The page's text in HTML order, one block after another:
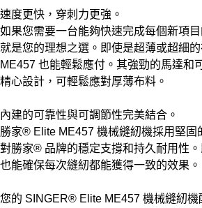
速度更快，穿刺力更強。
如果您需要一台能夠快速完成每個新項
就是您的理想之選。即使是超薄或超細
ME457 也能輕鬆應付。其強勁的馬達和
精心設計，可輕鬆應對厚薄布料。
內建的可靠性與可調節性完美結合。
勝家® Elite ME457 機械縫紉機採用堅固
對勝家® 品牌的穩定支撐和持久耐用性
也能確保每次縫紉都能獲得一致的效果。
您的 SINGER® Elite ME457 機械縫紉機